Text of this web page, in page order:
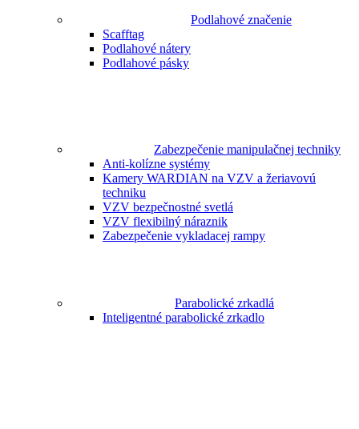
Podlahové značenie
Scafftag
Podlahové nátery
Podlahové pásky
Zabezpečenie manipulačnej techniky
Anti-kolízne systémy
Kamery WARDIAN na VZV a žeriavovú
techniku
VZV bezpečnostné svetlá
VZV flexibilný náraznik
Zabezpečenie vykladacej rampy
Parabolické zrkadlá
Inteligentné parabolické zrkadlo